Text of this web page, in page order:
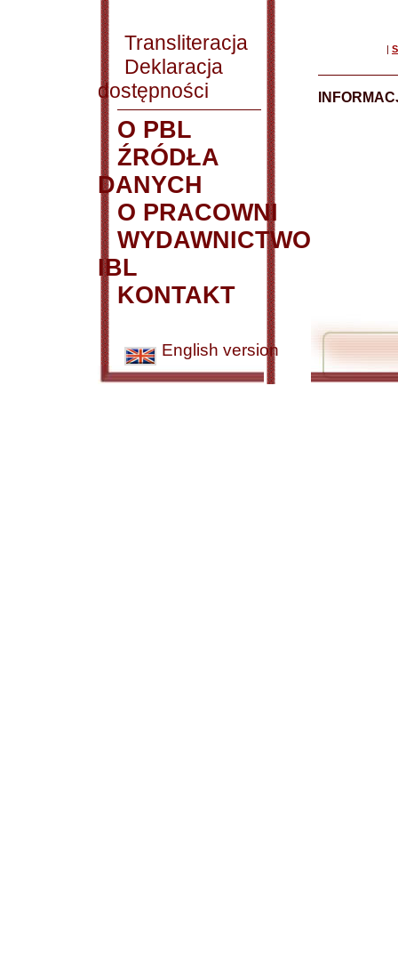
Transliteracja
Deklaracja
dostępności
O PBL
ŹRÓDŁA
DANYCH
O PRACOWNI
WYDAWNICTWO
IBL
KONTAKT
English version
|